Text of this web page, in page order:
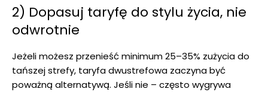
2) Dopasuj taryfę do stylu życia, nie
odwrotnie
Jeżeli możesz przenieść minimum 25–35% zużycia do
tańszej strefy, taryfa dwustrefowa zaczyna być
poważną alternatywą. Jeśli nie – często wygrywa